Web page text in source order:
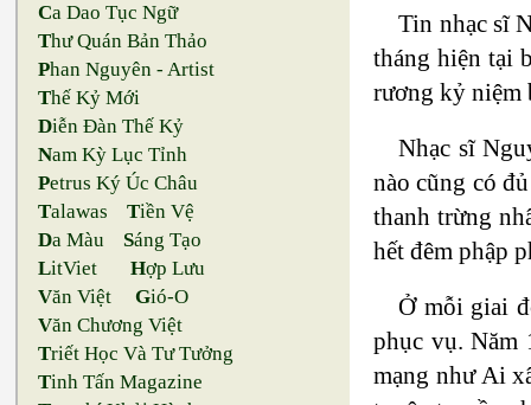
Ca Dao Tục Ngữ
Thư Quán Bản Thảo
Phan Nguyên - Artist
Thế Kỷ Mới
Diễn Đàn Thế Kỷ
Nam Kỳ Lục Tỉnh
Petrus Ký Úc Châu
Talawas Tiền Vệ
Da Màu Sáng Tạo
LitViet Hợp Lưu
Văn Việt Gió-O
Văn Chương Việt
Triết Học Và Tư Tưởng
Tinh Tấn Magazine
Tin nhạc sĩ
tháng hiện tại
rương kỷ niệm
Nhạc sĩ
nào cũng có
thanh trừng
hết đêm phập
Ở mỗi giai
phục vụ. Năm
mạng như Ai